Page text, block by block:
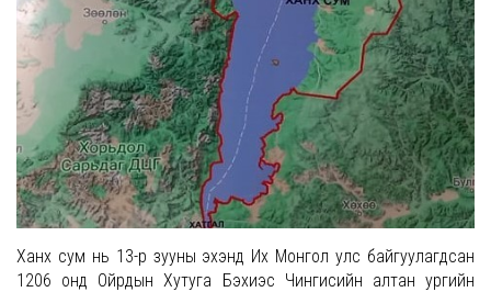
Ханх сум нь 13-р зууны эхэнд Их Монгол улс байгуулагдсан
1206 онд Ойрдын Хутуга Бэхиэс Чингисийн алтан ургийн